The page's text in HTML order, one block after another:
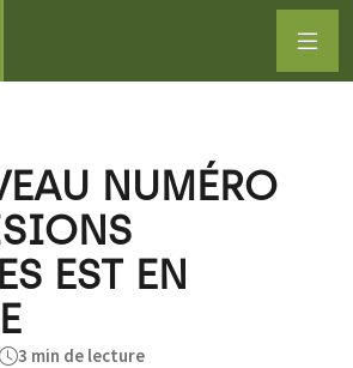
NUMÉRO
EST EN
3 min de lecture